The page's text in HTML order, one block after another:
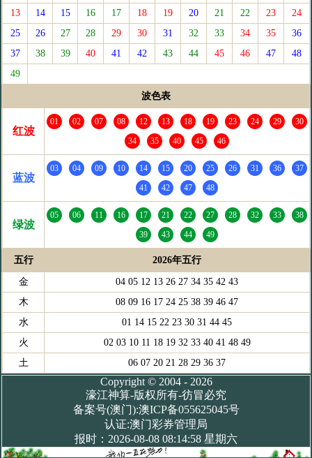
13
14 15 16 17 18 19 20 21 22 23
24
25
26 27 28 29 30 31 32 33 34 35
36
37
38 39 40 41 42 43 44 45 46 47
48
49
波色表
红波
01 02 07 08 12 13 18 19 23 24 29
30
34
35 40 45 46
蓝波
03 04 09 10 14 15 20 25 26 31 36
37
41
42 47 48
绿波
05 06 11 16 17 21 22 27 28 32 33
38
39
43 44 49
五行 2026年五行
金
04 05 12 13 26 27 34 35 42 43
木
08 09 16 17 24 25 38 39 46 47
水
01 14 15 22 23 30 31 44 45
火
02 03 10 11 18 19 32 33 40 41 48 49
土
06 07 20 21 28 29 36 37
Copyright © 2004 - 2026
濠江神算-版权所有-彷冒必究
备案号(澳门):澳ICP备055625045号
认证:澳门彩券管理局
报时：2026-08-08 08:14:58 星期六